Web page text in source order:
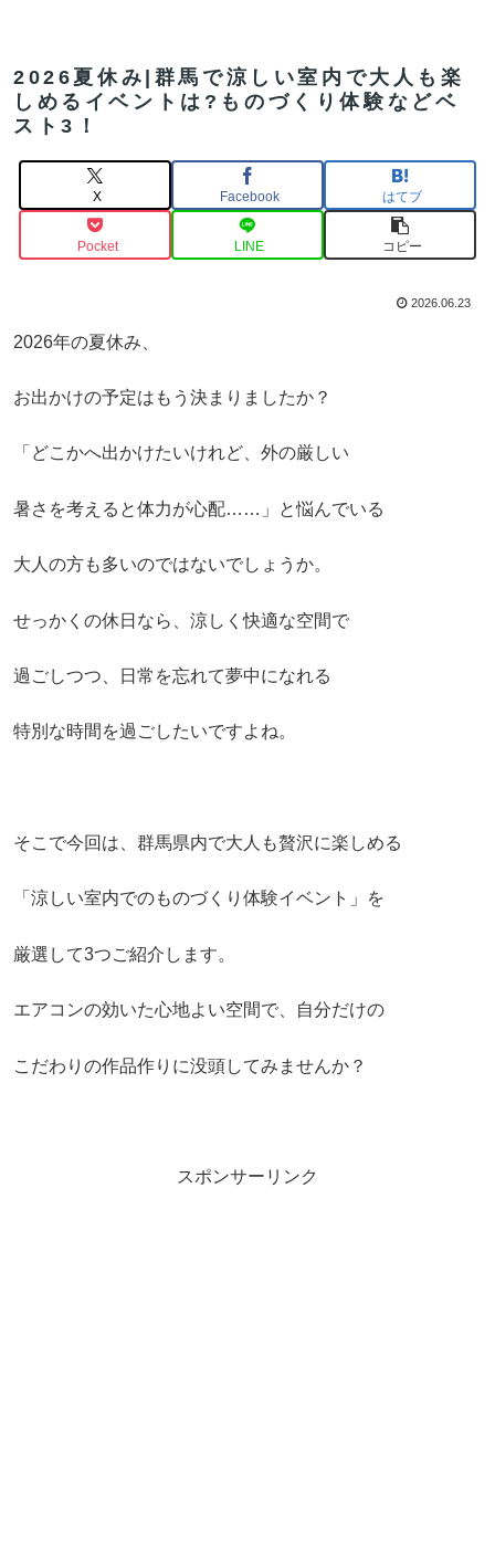
2026夏休み|群馬で涼しい室内で大人も楽
しめるイベントは?ものづくり体験などベ
スト3！
X Facebook はてブ
Pocket LINE コピー
2026.06.23
2026年の夏休み、
お出かけの予定はもう決まりましたか？
「どこかへ出かけたいけれど、外の厳しい
暑さを考えると体力が心配……」と悩んでいる
大人の方も多いのではないでしょうか。
せっかくの休日なら、涼しく快適な空間で
過ごしつつ、日常を忘れて夢中になれる
特別な時間を過ごしたいですよね。
そこで今回は、群馬県内で大人も贅沢に楽しめる
「涼しい室内でのものづくり体験イベント」を
厳選して3つご紹介します。
エアコンの効いた心地よい空間で、自分だけの
こだわりの作品作りに没頭してみませんか？
スポンサーリンク